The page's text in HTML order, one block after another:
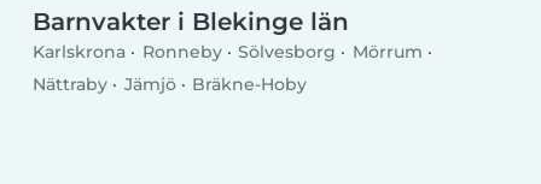
Barnvakter i Blekinge län
Karlskrona Ronneby Sölvesborg
Mörrum
Nättraby
Jämjö Bräkne-Hoby